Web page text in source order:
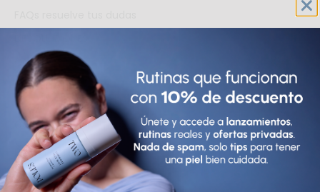
CONTACTO
SOSTENIBILIDAD
COMPRAR COSMÉTICA
HIDRATANTES FACIALES
LIMPIADORES FACIALES